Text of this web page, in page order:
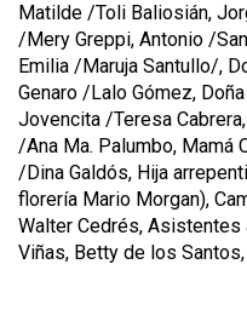
Matilde /Toli Baliosián,
/Mery Greppi, Antonio /
Emilia /Maruja Santullo/,
Genaro /Lalo Gómez,
Jovencita /Teresa
/Ana Ma. Palumbo, Mamá
/Dina Galdós, Hija
florería Mario Morgan),
Walter Cedrés,
Viñas, Betty de los